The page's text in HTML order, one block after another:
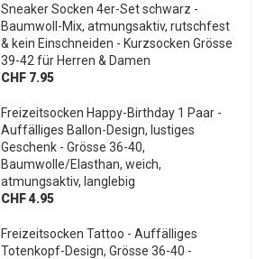
Sneaker Socken 4er-Set schwarz -
Baumwoll-Mix, atmungsaktiv, rutschfest
& kein Einschneiden - Kurzsocken Grösse
39-42 für Herren & Damen
CHF 7.95
Freizeitsocken Happy-Birthday 1 Paar -
Auffälliges Ballon-Design, lustiges
Geschenk - Grösse 36-40,
Baumwolle/Elasthan, weich,
atmungsaktiv, langlebig
CHF 4.95
Freizeitsocken Tattoo - Auffälliges
Totenkopf-Design, Grösse 36-40 -